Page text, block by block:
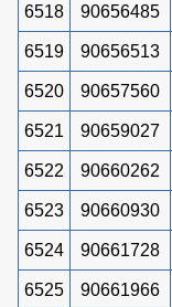
6518 90656485
6519 90656513
6520 90657560
6521 90659027
6522 90660262
6523 90660930
6524 90661728
6525 90661966